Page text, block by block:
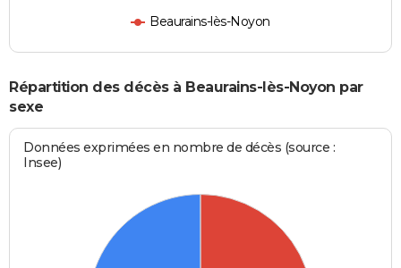
Beaurains-lès-Noyon
Répartition des décès à Beaurains-lès-Noyon par
sexe
Données exprimées en nombre de décès (source :
Insee)